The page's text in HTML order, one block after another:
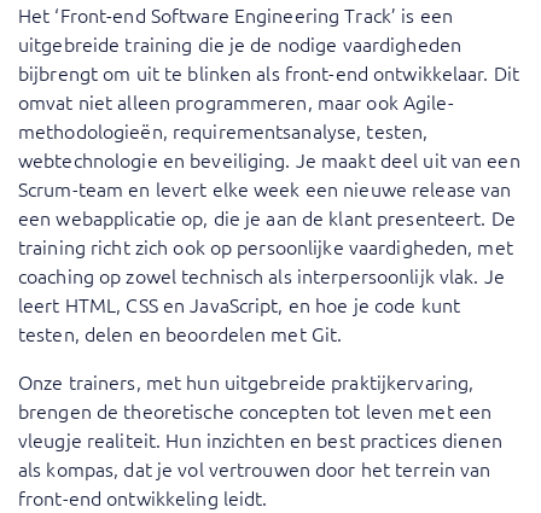
Het ‘Front-end Software Engineering Track’ is een
uitgebreide training die je de nodige vaardigheden
bijbrengt om uit te blinken als front-end ontwikkelaar. Dit
omvat niet alleen programmeren, maar ook Agile-
methodologieën, requirementsanalyse, testen,
webtechnologie en beveiliging. Je maakt deel uit van een
Scrum-team en levert elke week een nieuwe release van
een webapplicatie op, die je aan de klant presenteert. De
training richt zich ook op persoonlijke vaardigheden, met
coaching op zowel technisch als interpersoonlijk vlak. Je
leert HTML, CSS en JavaScript, en hoe je code kunt
testen, delen en beoordelen met Git.
Onze trainers, met hun uitgebreide praktijkervaring,
brengen de theoretische concepten tot leven met een
vleugje realiteit. Hun inzichten en best practices dienen
als kompas, dat je vol vertrouwen door het terrein van
front-end ontwikkeling leidt.